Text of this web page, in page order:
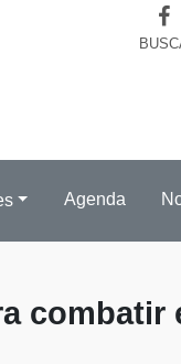
Agenda
combatir